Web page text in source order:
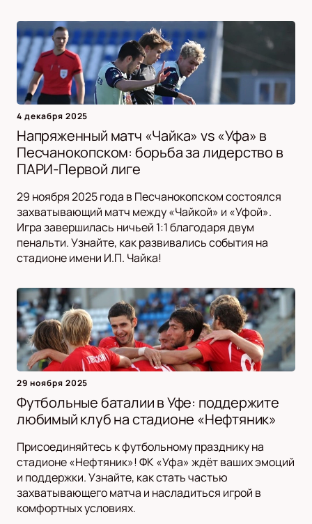
4 декабря 2025
Напряженный матч «Чайка» vs «Уфа» в
Песчанокопском: борьба за лидерство в
ПАРИ-Первой лиге
29 ноября 2025 года в Песчанокопском состоялся
захватывающий матч между «Чайкой» и «Уфой».
Игра завершилась ничьей 1:1 благодаря двум
пенальти. Узнайте, как развивались события на
стадионе имени И.П. Чайка!
29 ноября 2025
Футбольные баталии в Уфе: поддержите
любимый клуб на стадионе «Нефтяник»
Присоединяйтесь к футбольному празднику на
стадионе «Нефтяник»! ФК «Уфа» ждёт ваших эмоций
и поддержки. Узнайте, как стать частью
захватывающего матча и насладиться игрой в
комфортных условиях.